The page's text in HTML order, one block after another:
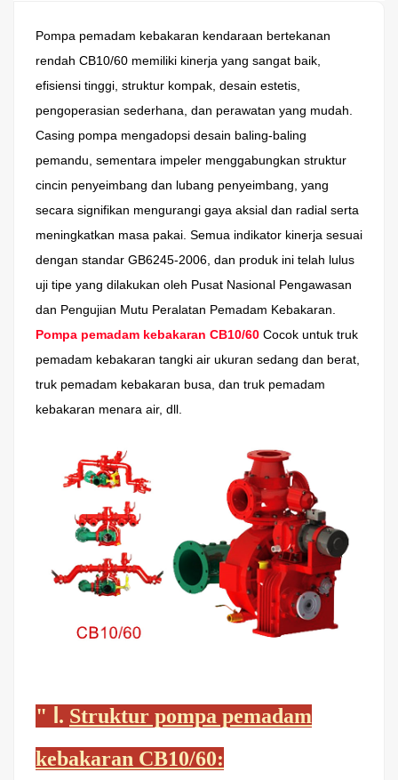
Pompa pemadam kebakaran kendaraan bertekanan
rendah CB10/60 memiliki kinerja yang sangat baik,
efisiensi tinggi, struktur kompak, desain estetis,
pengoperasian sederhana, dan perawatan yang mudah.
Casing pompa mengadopsi desain baling-baling
pemandu, sementara impeler menggabungkan struktur
cincin penyeimbang dan lubang penyeimbang, yang
secara signifikan mengurangi gaya aksial dan radial serta
meningkatkan masa pakai. Semua indikator kinerja sesuai
dengan standar GB6245-2006, dan produk ini telah lulus
uji tipe yang dilakukan oleh Pusat Nasional Pengawasan
dan Pengujian Mutu Peralatan Pemadam Kebakaran.
Pompa pemadam kebakaran CB10/60 Cocok untuk truk
pemadam kebakaran tangki air ukuran sedang dan berat,
truk pemadam kebakaran busa, dan truk pemadam
kebakaran menara air, dll.
" Ⅰ. Struktur pompa pemadam
kebakaran CB10/60: